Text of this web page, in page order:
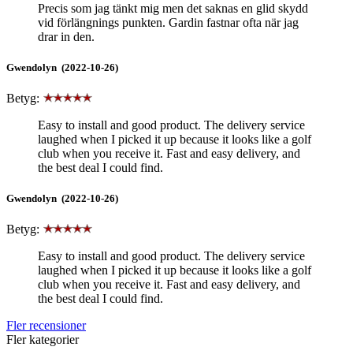
Precis som jag tänkt mig men det saknas en glid skydd
vid förlängnings punkten. Gardin fastnar ofta när jag
drar in den.
Gwendolyn (2022-10-26)
Betyg:
Easy to install and good product. The delivery service
laughed when I picked it up because it looks like a golf
club when you receive it. Fast and easy delivery, and
the best deal I could find.
Gwendolyn (2022-10-26)
Betyg:
Easy to install and good product. The delivery service
laughed when I picked it up because it looks like a golf
club when you receive it. Fast and easy delivery, and
the best deal I could find.
Fler recensioner
Fler kategorier